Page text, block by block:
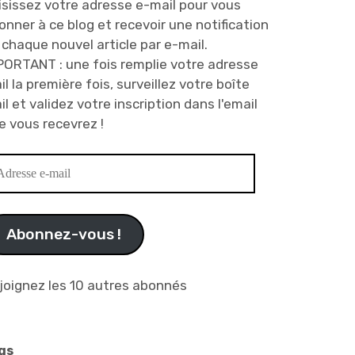
votre adresse e-mail pour vous
à ce blog et recevoir une notification
nouvel article par e-mail.
: une fois remplie votre adresse
la première fois, surveillez votre boîte
et validez votre inscription dans l'email
vous recevrez !
Abonnez-vous !
les 10 autres abonnés